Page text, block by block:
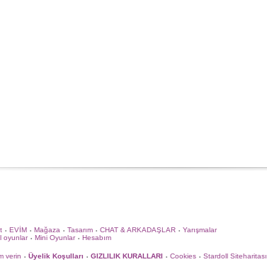
• EVİM • Mağaza • Tasarım • CHAT & ARKADAŞLAR • Yarışmalar
oyunlar • Mini Oyunlar • Hesabım
verin • Üyelik Koşulları • GIZLILIK KURALLARI • Cookies • Stardoll Siteharitası